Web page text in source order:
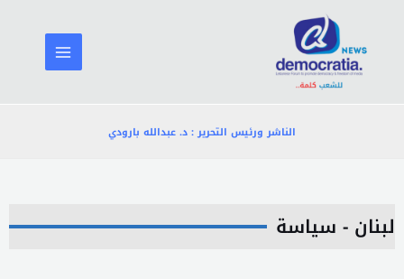
المحتوى
الناشر ورئيس التحرير : د. عبدالله بارودي
لبنان - سياسة